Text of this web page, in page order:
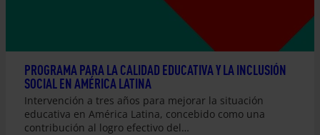
PROGRAMA PARA LA CALIDAD EDUCATIVA Y LA INCLUSIÓN
SOCIAL EN AMÉRICA LATINA
Intervención a tres años para mejorar la situación
educativa en América Latina, concebido como una
contribución al logro efectivo del…